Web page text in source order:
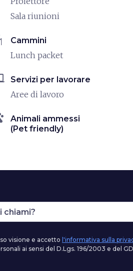
Sala riunioni
Cammini
Lunch packet
Servizi per lavorare
Aree di lavoro
Animali ammessi
(Pet friendly)
visione e accetto l'informativa sulla
ai sensi del D.Lgs. 196/2003 e del